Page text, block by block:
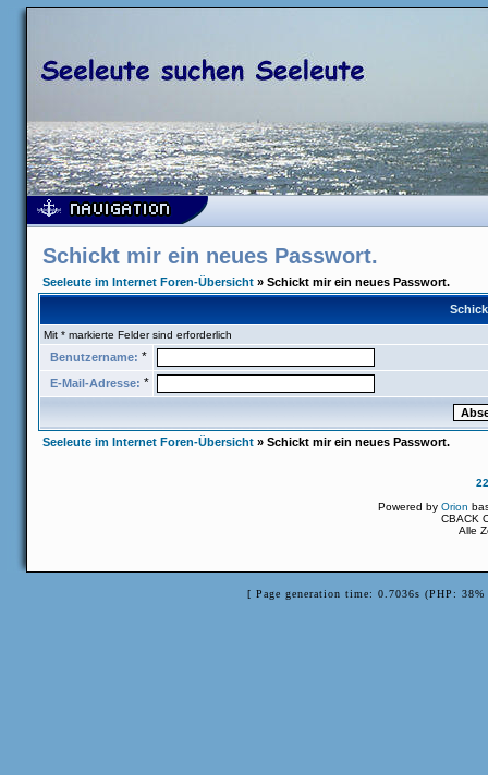
Schickt mir ein neues Passwort.
Seeleute im Internet Foren-Übersicht » Schickt mir ein neues Passwort.
Mit * markierte Felder sind erforderlich
Benutzername: *
E-Mail-Adresse: *
Seeleute im Internet Foren-Übersicht » Schickt mir ein neues Passwort.
Powered byOrion
CBACK
Alle
[ Page generation time: 0.7036s (PHP: